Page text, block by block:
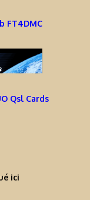
FT4DMC
Qsl Cards
ici